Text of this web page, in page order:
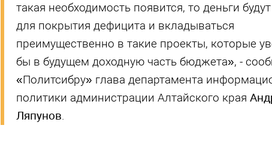
такая необходимость появится, то деньги
для покрытия дефицита и вкладываться
преимущественно в такие проекты, которые
бы в будущем доходную часть бюджета», -
«Политсибру» глава департамента
политики администрации Алтайского края
Ляпунов.